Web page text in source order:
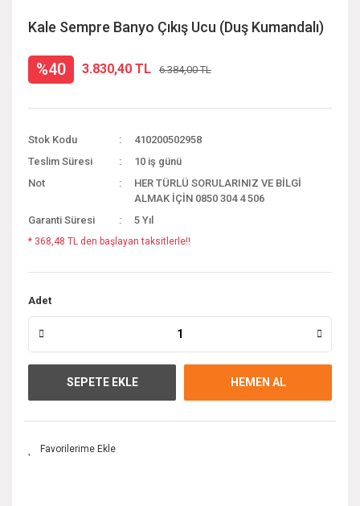
Kale Sempre Banyo Çıkış Ucu (Duş Kumandalı)
%40 3.830,40 TL 6.384,00 TL
Stok Kodu
410200502958
Teslim Süresi
10 iş günü
Not
HER TÜRLÜ SORULARINIZ VE BİLGİ
ALMAK İÇİN 0850 304 4 506
Garanti Süresi
5 Yıl
* 368,48 TL den başlayan taksitlerle!!
Adet
SEPETE EKLE HEMEN AL